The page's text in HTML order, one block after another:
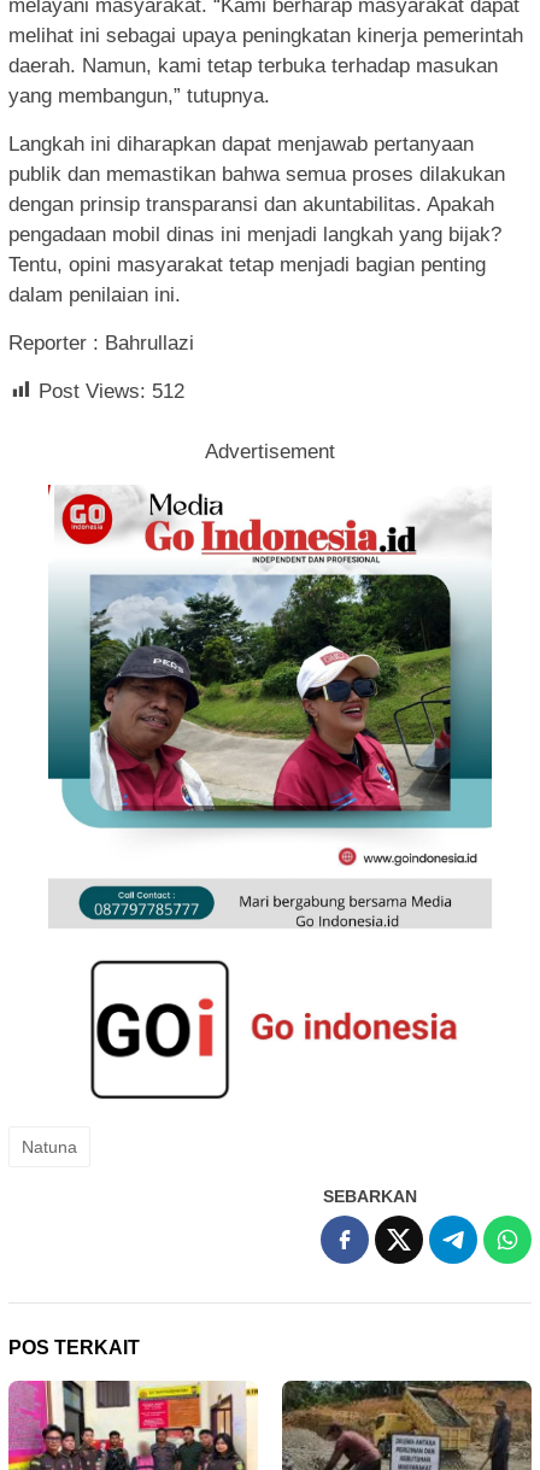
melayani masyarakat. “Kami berharap masyarakat dapat
melihat ini sebagai upaya peningkatan kinerja pemerintah
daerah. Namun, kami tetap terbuka terhadap masukan
yang membangun,” tutupnya.
Langkah ini diharapkan dapat menjawab pertanyaan
publik dan memastikan bahwa semua proses dilakukan
dengan prinsip transparansi dan akuntabilitas. Apakah
pengadaan mobil dinas ini menjadi langkah yang bijak?
Tentu, opini masyarakat tetap menjadi bagian penting
dalam penilaian ini.
Reporter : Bahrullazi
Post Views: 512
Advertisement
Natuna
SEBARKAN
POS TERKAIT